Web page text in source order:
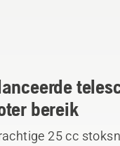
bereik
25 cc